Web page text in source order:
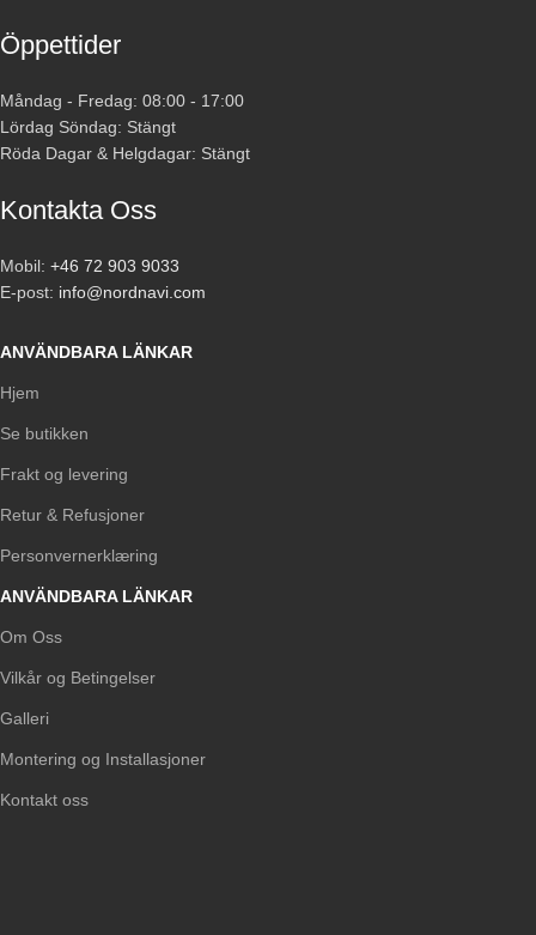
Öppettider
Måndag - Fredag: 08:00 - 17:00
Lördag Söndag: Stängt
Röda Dagar & Helgdagar: Stängt
Kontakta Oss
Mobil: +46 72 903 9033
E-post: info@nordnavi.com
ANVÄNDBARA LÄNKAR
Hjem
Se butikken
Frakt og levering
Retur & Refusjoner
Personvernerklæring
ANVÄNDBARA LÄNKAR
Om Oss
Vilkår og Betingelser
Galleri
Montering og Installasjoner
Kontakt oss